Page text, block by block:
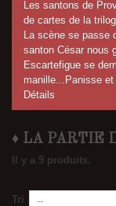
Les santons de
de cartes de la
La scène se passe
santon César nous
Escartefigue se
manille...Panisse
Détails
♦ LA PARTIE
Il y a 9 produits.
Tri